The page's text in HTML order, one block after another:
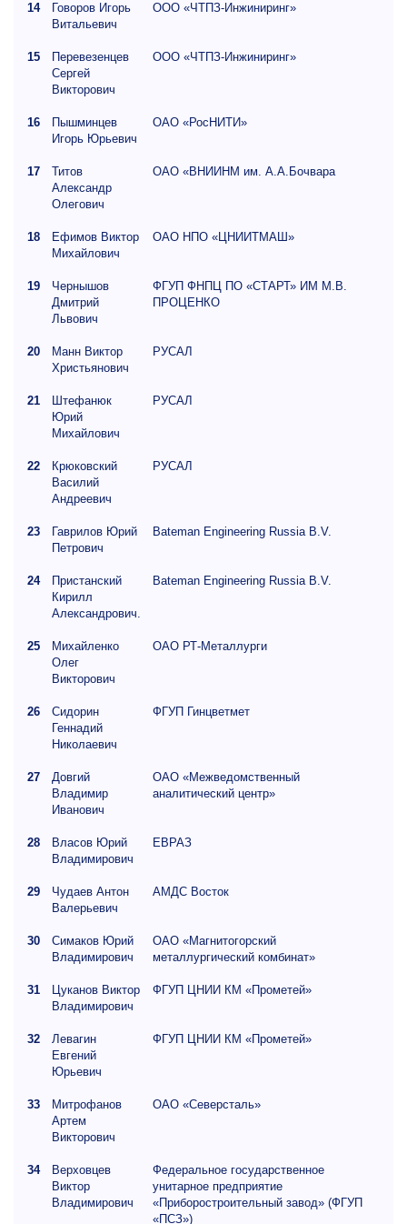
14
Говоров Игорь
Витальевич
ООО «ЧТПЗ-Инжиниринг»
15
Перевезенцев
Сергей
Викторович
ООО «ЧТПЗ-Инжиниринг»
16
Пышминцев
Игорь Юрьевич
ОАО «РосНИТИ»
17
Титов
Александр
Олегович
ОАО «ВНИИНМ им. А.А.Бочвара
18
Ефимов Виктор
Михайлович
ОАО НПО «ЦНИИТМАШ»
19
Чернышов
Дмитрий
Львович
ФГУП ФНПЦ ПО «СТАРТ» ИМ М.В.
ПРОЦЕНКО
20
Манн Виктор
Христьянович
РУСАЛ
21
Штефанюк
Юрий
Михайлович
РУСАЛ
22
Крюковский
Василий
Андреевич
РУСАЛ
23
Гаврилов Юрий
Петрович
Bateman Engineering Russia B.V.
24
Пристанский
Кирилл
Александрович.
Bateman Engineering Russia B.V.
25
Михайленко
Олег
Викторович
ОАО РТ-Металлурги
26
Сидорин
Геннадий
Николаевич
ФГУП Гинцветмет
27
Довгий
Владимир
Иванович
ОАО «Межведомственный
аналитический центр»
28
Власов Юрий
Владимирович
ЕВРАЗ
29
Чудаев Антон
Валерьевич
АМДС Восток
30
Симаков Юрий
Владимирович
ОАО «Магнитогорский
металлургический комбинат»
31
Цуканов Виктор
Владимирович
ФГУП ЦНИИ КМ «Прометей»
32
Левагин
Евгений
Юрьевич
ФГУП ЦНИИ КМ «Прометей»
33
Митрофанов
Артем
Викторович
ОАО «Северсталь»
34
Верховцев
Виктор
Владимирович
Федеральное государственное
унитарное предприятие
«Приборостроительный завод» (ФГУП
«ПСЗ»)